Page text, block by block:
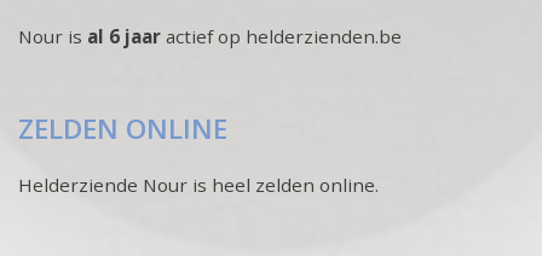
Nour is al 6 jaar actief op helderzienden.be
ZELDEN ONLINE
Helderziende Nour is heel zelden online.